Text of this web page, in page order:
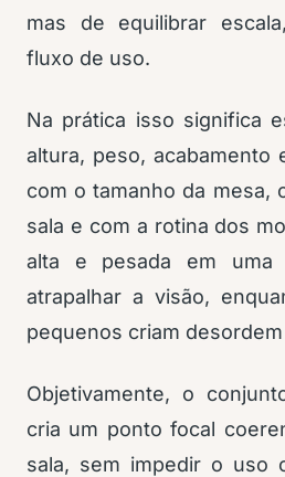
mas de equilibrar
fluxo de uso.
Na prática isso significa
altura, peso, acabamento
com o tamanho da mesa,
sala e com a rotina dos
alta e pesada em uma
atrapalhar a visão,
pequenos criam
Objetivamente, o
cria um ponto focal
sala, sem impedir o uso